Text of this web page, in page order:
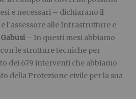
e necessari – dichiarano il
e l’assessore alle Infrastrutture e
– In questi mesi abbiamo
le strutture tecniche per
dei 679 interventi che abbiamo
della Protezione civile per la sua